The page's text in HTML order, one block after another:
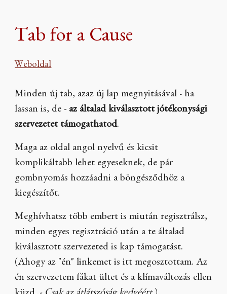
Tab for a Cause
Weboldal
Minden új tab, azaz új lap megnyitásával - ha
lassan is, de - az általad kiválasztott jótékonysági
szervezetet támogathatod.
Maga az oldal angol nyelvű és kicsit
komplikáltabb lehet egyeseknek, de pár
gombnyomás hozzáadni a böngésződhöz a
kiegészítőt.
Meghívhatsz több embert is miután regisztrálsz,
minden egyes regisztráció után a te általad
kiválasztott szervezeted is kap támogatást.
(Ahogy az "én" linkemet is itt megosztottam. Az
én szervezetem fákat ültet és a klímaváltozás ellen